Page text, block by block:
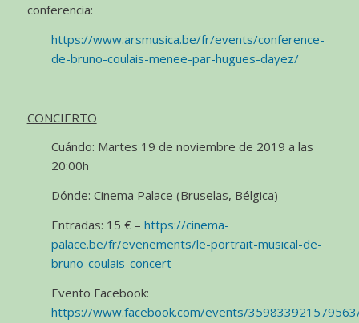
conferencia:
https://www.arsmusica.be/fr/events/conference-
de-bruno-coulais-menee-par-hugues-dayez/
CONCIERTO
Cuándo: Martes 19 de noviembre de 2019 a las
20:00h
Dónde: Cinema Palace (Bruselas, Bélgica)
Entradas: 15 € – https://cinema-
palace.be/fr/evenements/le-portrait-musical-de-
bruno-coulais-concert
Evento Facebook:
https://www.facebook.com/events/